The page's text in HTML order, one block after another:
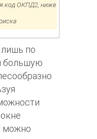
код ОКПД2, ниже
по
большую
можно